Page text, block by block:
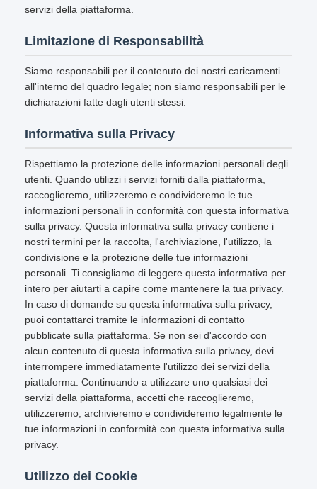
servizi della piattaforma.
Limitazione di Responsabilità
Siamo responsabili per il contenuto dei nostri caricamenti
all'interno del quadro legale; non siamo responsabili per le
dichiarazioni fatte dagli utenti stessi.
Informativa sulla Privacy
Rispettiamo la protezione delle informazioni personali degli
utenti. Quando utilizzi i servizi forniti dalla piattaforma,
raccoglieremo, utilizzeremo e condivideremo le tue
informazioni personali in conformità con questa informativa
sulla privacy. Questa informativa sulla privacy contiene i
nostri termini per la raccolta, l'archiviazione, l'utilizzo, la
condivisione e la protezione delle tue informazioni
personali. Ti consigliamo di leggere questa informativa per
intero per aiutarti a capire come mantenere la tua privacy.
In caso di domande su questa informativa sulla privacy,
puoi contattarci tramite le informazioni di contatto
pubblicate sulla piattaforma. Se non sei d'accordo con
alcun contenuto di questa informativa sulla privacy, devi
interrompere immediatamente l'utilizzo dei servizi della
piattaforma. Continuando a utilizzare uno qualsiasi dei
servizi della piattaforma, accetti che raccoglieremo,
utilizzeremo, archivieremo e condivideremo legalmente le
tue informazioni in conformità con questa informativa sulla
privacy.
Utilizzo dei Cookie